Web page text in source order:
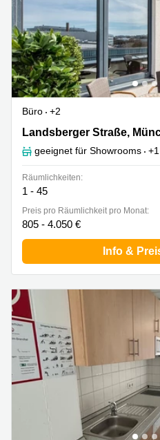
Büro
+2
Landsberger Straße 155,
geeignet für Showrooms +1
Räumlichkeiten:
1 - 45
Preis pro Räumlichkeit pro Monat:
805 - 4.050 €
Info &